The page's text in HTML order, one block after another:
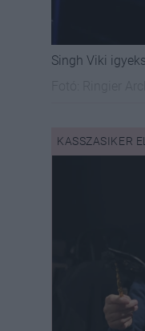
Singh Viki